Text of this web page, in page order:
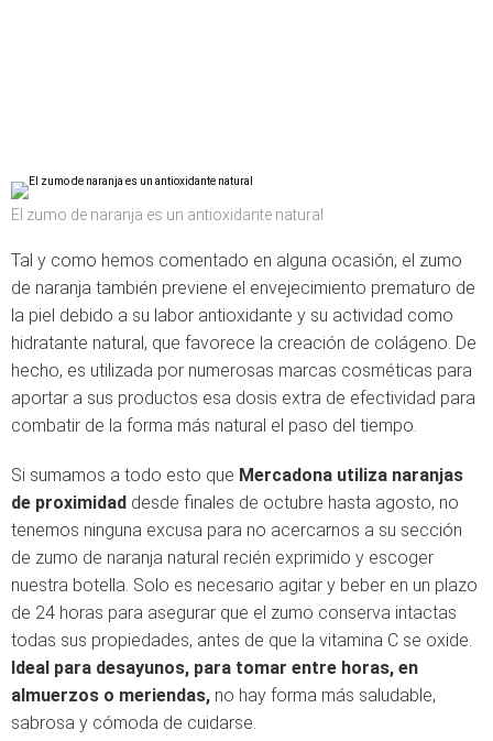
El zumo de naranja es un antioxidante natural
Tal y como hemos comentado en alguna ocasión, el zumo
de naranja también previene el envejecimiento prematuro de
la piel debido a su labor antioxidante y su actividad como
hidratante natural, que favorece la creación de colágeno. De
hecho, es utilizada por numerosas marcas cosméticas para
aportar a sus productos esa dosis extra de efectividad para
combatir de la forma más natural el paso del tiempo.
Si sumamos a todo esto que Mercadona utiliza naranjas
de proximidad desde finales de octubre hasta agosto, no
tenemos ninguna excusa para no acercarnos a su sección
de zumo de naranja natural recién exprimido y escoger
nuestra botella. Solo es necesario agitar y beber en un plazo
de 24 horas para asegurar que el zumo conserva intactas
todas sus propiedades, antes de que la vitamina C se oxide.
Ideal para desayunos, para tomar entre horas, en
almuerzos o meriendas, no hay forma más saludable,
sabrosa y cómoda de cuidarse.